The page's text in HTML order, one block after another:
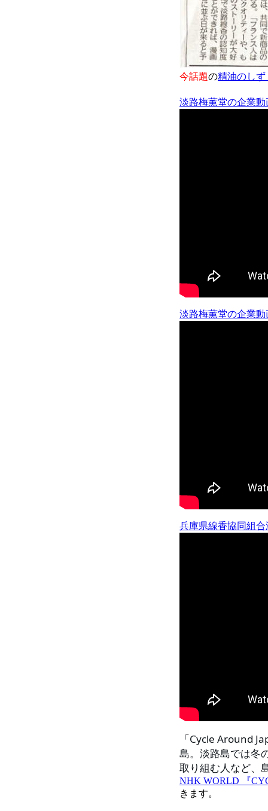
今話題の精油のし
淡路梅薫堂の企業動
淡路梅薫堂の企業
兵庫県線香協同組
「Cycle Around
島。淡路島では冬
取り組む人など、
NHK WORLD 『
きます。